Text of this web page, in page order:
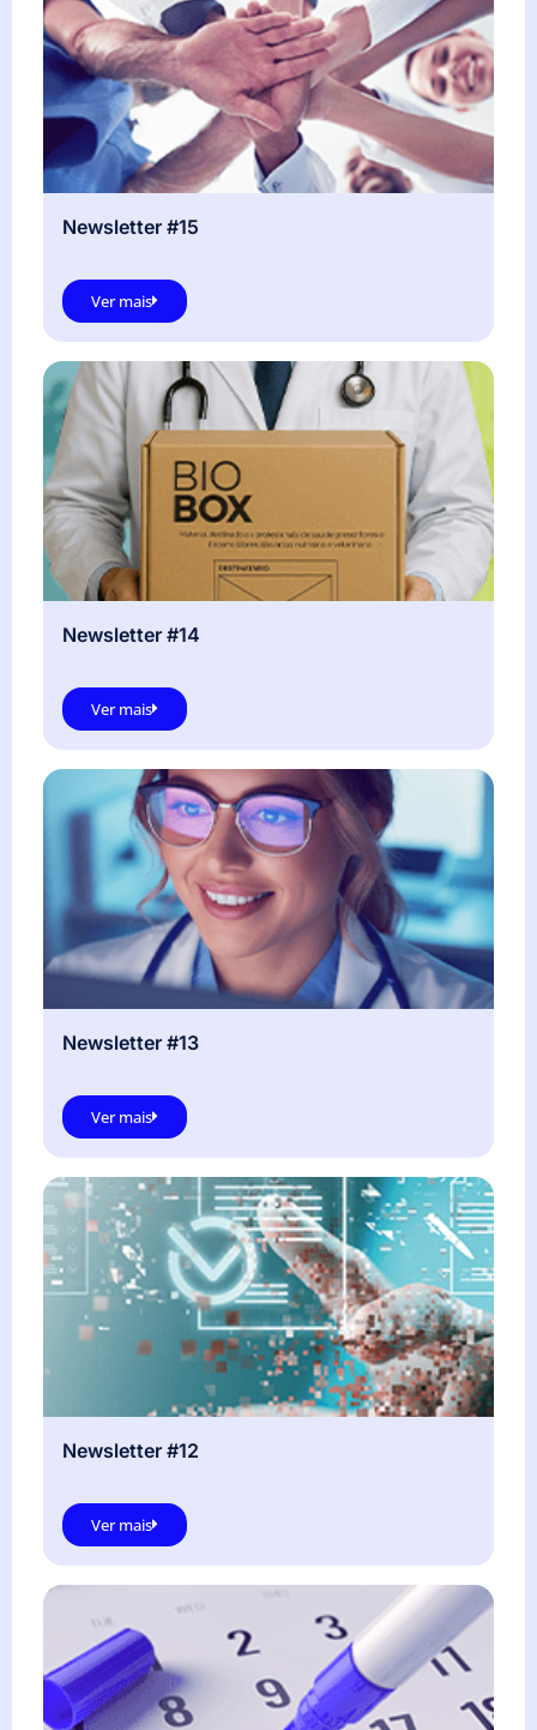
Newsletter #15
Ver mais
Newsletter #14
Ver mais
Newsletter #13
Ver mais
Newsletter #12
Ver mais